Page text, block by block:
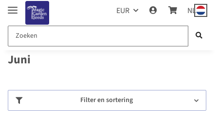
EUR NL
Juni
Filter en sortering